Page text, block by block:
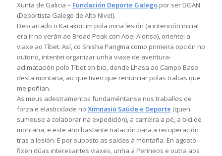
Xunta de Galicia – Fundación Deporte Galegopor ser DGAN
(Deportista Galego de Alto Nivel).
Descartado o Karakorum pola miña lesión (a intención inicial
era ir no verán ao Broad Peak con Abel Alonso), orientei a
viaxe ao Tíbet. Así, co Shisha Pangma como primeira opción no
outono, intentei organizar unha viaxe de aventura-
aclimatación polo Tíbet en bici, dende Lhasa ao Campo Base
desta montaña, ao que tiven que renunciar polas trabas que
me poñían.
As meus adestramentos fundaméntanse nos traballos de
forza e elasticidade no Ximnasio Saúde e Deporte (quen
sumouse a colaborar na expedición), a carreira a pé, a bici de
montaña, e este ano bastante natación para a recuperación
tras a lesión. E por suposto as saídas á montaña. En agosto
fixen dúas interesantes viaxes, unha a Perineos e outra aos